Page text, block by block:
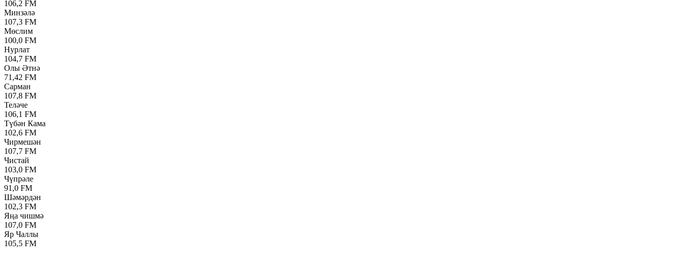
106,2 FM
Минзәлә
107,3 FM
Мөслим
100,0 FM
Нурлат
104,7 FM
Олы Әтнә
71,42 FM
Сарман
107,8 FM
Теләче
106,1 FM
Түбән Кама
102,6 FM
Чирмешән
107,7 FM
Чистай
103,0 FM
Чүпрәле
91,0 FM
Шәмәрдән
102,3 FM
Яңа чишмә
107,0 FM
Яр Чаллы
105,5 FM